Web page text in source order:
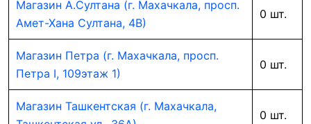
Магазин А.Султана (г. Махачкала, просп.
Амет-Хана Султана, 4В)
0 шт.
Магазин Петра (г. Махачкала, просп.
Петра I, 109этаж 1)
0 шт.
Магазин Ташкентская (г. Махачкала,
0 шт.